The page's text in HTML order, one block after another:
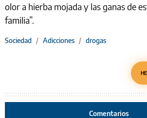
olor a hierba mojada y las ganas de
familia”.
Sociedad / Adicciones / drogas
Comentarios